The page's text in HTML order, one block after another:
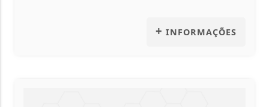
+ INFORMAÇÕES